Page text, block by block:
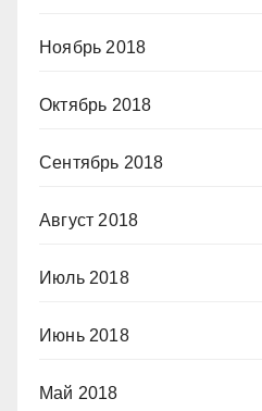
Ноябрь 2018
Октябрь 2018
Сентябрь 2018
Август 2018
Июль 2018
Июнь 2018
Май 2018